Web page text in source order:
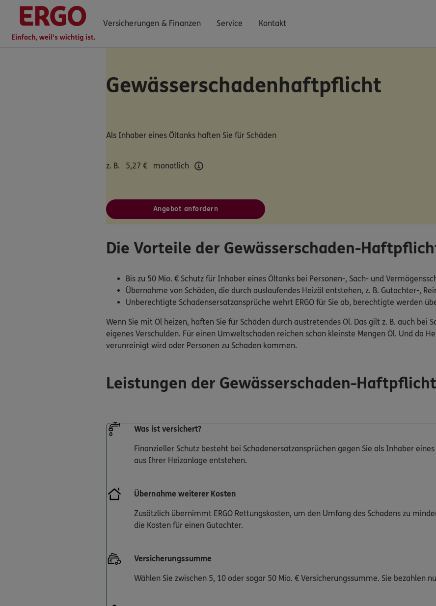
Versicherungen & Finanzen Service Kontakt
0800 / 3746 044Gewässerschadenhaftpflicht
Als Inhaber eines Öltanks haften Sie für Schäden
z. B. 5,27 € monatlich
Angebot anfordern
Die Vorteile der Gewässerschaden-
Bis zu 50 Mio. € Schutz für Inhaber eines Öltanks bei Personen-, Sach- und
Übernahme von Schäden, die durch auslaufendes Heizöl entstehen, z. B. Gutachter-,
Unberechtigte Schadensersatzansprüche wehrt ERGO für Sie ab, berechtigte werden
Wenn Sie mit Öl heizen, haften Sie für Schäden durch austretendes Öl. Das gilt z. B. auch
eigenes Verschulden. Für einen Umweltschaden reichen schon kleinste Mengen Öl. Und da
verunreinigt wird oder Personen zu Schaden kommen.
Leistungen der Gewässerschaden-
Was ist versichert?
Finanzieller Schutz besteht bei Schadenersatzansprüchen gegen Sie als Inhaber
aus Ihrer Heizanlage entstehen.
Übernahme weiterer Kosten
Zusätzlich übernimmt ERGO Rettungskosten, um den Umfang des Schadens zu
die Kosten für einen Gutachter.
Versicherungssumme
Wählen Sie zwischen 5, 10 oder sogar 50 Mio. € Versicherungssumme. Sie bezahlen